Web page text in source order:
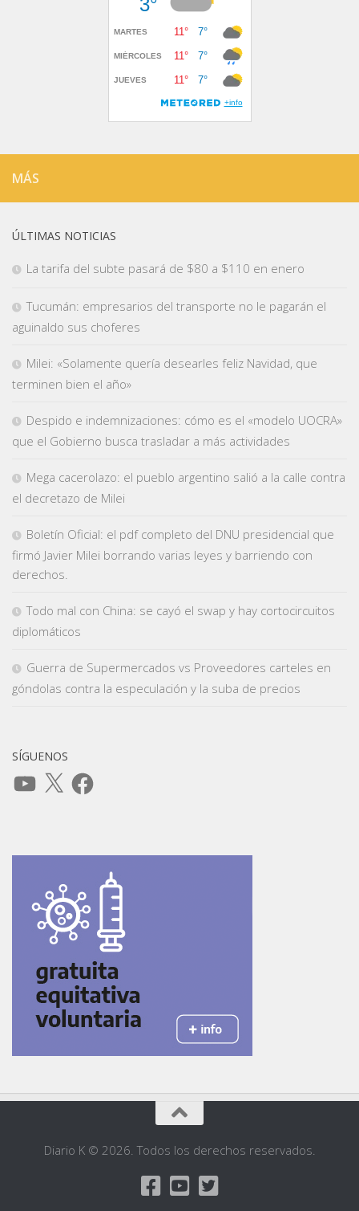
MÁS
ÚLTIMAS NOTICIAS
La tarifa del subte pasará de $80 a $110 en enero
Tucumán: empresarios del transporte no le pagarán el
aguinaldo sus choferes
Milei: «Solamente quería desearles feliz Navidad, que
terminen bien el año»
Despido e indemnizaciones: cómo es el «modelo UOCRA»
que el Gobierno busca trasladar a más actividades
Mega cacerolazo: el pueblo argentino salió a la calle contra
el decretazo de Milei
Boletín Oficial: el pdf completo del DNU presidencial que
firmó Javier Milei borrando varias leyes y barriendo con
derechos.
Todo mal con China: se cayó el swap y hay cortocircuitos
diplomáticos
Guerra de Supermercados vs Proveedores carteles en
góndolas contra la especulación y la suba de precios
SÍGUENOS
YouTube
X Facebook
Diario K © 2026. Todos los derechos reservados.